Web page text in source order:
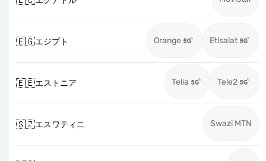
🇪🇬エジプト Orange Etisalat
🇪🇪エストニア Telia Tele2
🇸🇿エスワティニ Swazi MTN